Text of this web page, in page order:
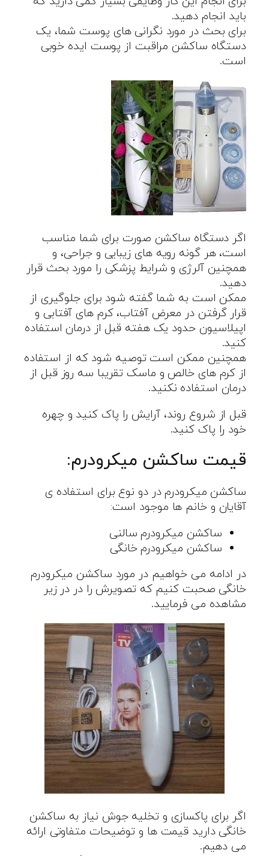
باید انجام دهید.
برای بحث در مورد نگرانی های پوست شما، یک
دستگاه ساکشن مراقبت از پوست ایده خوبی
است.
اگر دستگاه ساکشن صورت برای شما مناسب
است، هر گونه رویه های زیبایی و جراحی، و
همچنین آلرژی و شرایط پزشکی را مورد بحث قرار
دهید.
ممکن است به شما گفته شود برای جلوگیری از
قرار گرفتن در معرض آفتاب، کرم های آفتابی و
اپیلاسیون حدود یک هفته قبل از درمان استفاده
کنید.
همچنین ممکن است توصیه شود که از استفاده
از کرم های خالص و ماسک تقریبا سه روز قبل از
درمان استفاده نکنید.
قبل از شروع روند، آرایش را پاک کنید و چهره
خود را پاک کنید.
قیمت ساکشن میکرودرم:
ساکشن میکرودرم در دو نوع برای استفاده ی
آقایان و خانم ها موجود است:
ساکشن میکرودرم سالنی
ساکشن میکرودرم خانگی
در ادامه می خواهیم در مورد ساکشن میکرودرم
خانگی صحبت کنیم که تصویرش را در در زیر
مشاهده می فرمایید.
اگر برای پاکسازی و تخلیه جوش نیاز به ساکشن
خانگی دارید قیمت ها و توضیحات متفاوتی ارائه
می دهیم.